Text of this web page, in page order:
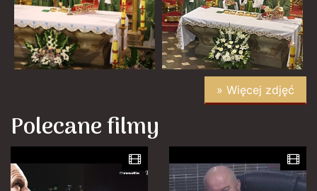
» Więcej zdjęć
Polecane filmy